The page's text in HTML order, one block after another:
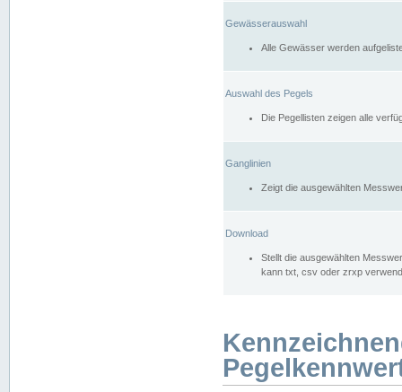
Gewässerauswahl
Alle Gewässer werden
Auswahl des Pegels
Die Pegellisten zeigen alle
Ganglinien
Zeigt die ausgewählten
Download
Stellt die ausgewählten
kann txt, csv oder zrxp